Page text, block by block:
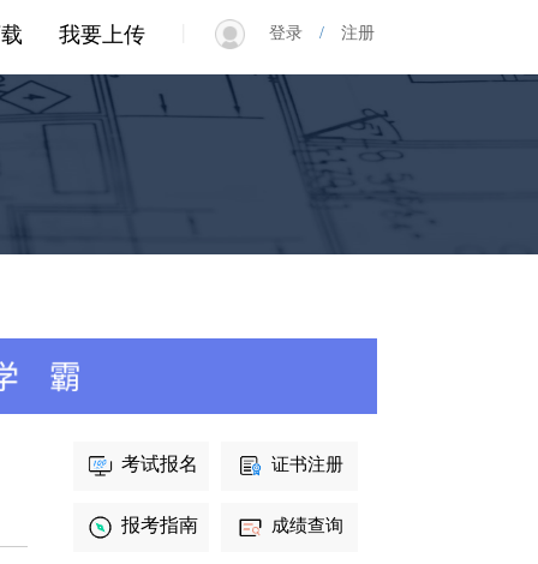
登录/ 注册
我要上传
考试报名
报考指南
证书注册
成绩查询